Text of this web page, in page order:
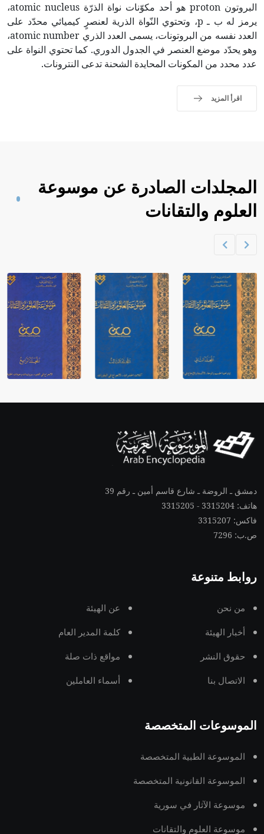
البروتون proton هو أحد مكوّنات نواة الذرّة atomic nucleus،
يرمز له ب ـ p، وتحتوي النّواة الذرية لعنصرٍ كيميائي محدّد على
العدد نفسه من البروتونات، يسمى العدد الذري atomic number،
وهو يحدّد موضع العنصر في الجدول الدوري. كما تحتوي النواة على
عدد محدد من المكونات المحايدة الشحنة تدعى النترونات.
اقرأ المزيد
المجلدات الصادرة عن موسوعة
العلوم والتقانات
دمشق ـ الروضة ـ شارع قاسم أمين ـ رقم 39
هاتف: 3315204 - 3315205
فاكس: 3315207
ص.ب: 7296
روابط متنوعة
من نحن عن الهيئة
أخبار الهيئة كلمة المدير العام
حقوق النشر مواقع ذات صلة
الاتصال بنا أسماء العاملين
الموسوعات المتخصصة
الموسوعة الطبية المتخصصة
الموسوعة القانونية المتخصصة
موسوعة الآثار في سورية
موسوعة العلوم والتقانات